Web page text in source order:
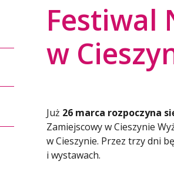
Festiwal
w
Już 26 marca rozpoczyna
Zamiejscowy w Cieszynie
w Cieszynie. Przez trzy dni
i wystawach.